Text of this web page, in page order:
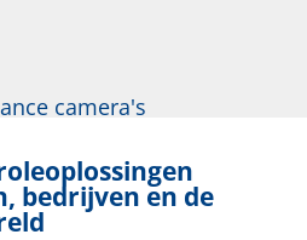
camera's
bedrijven en de